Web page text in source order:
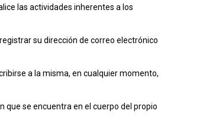
las actividades inherentes a los
su dirección de correo electrónico
a la misma, en cualquier momento,
que se encuentra en el cuerpo del propio